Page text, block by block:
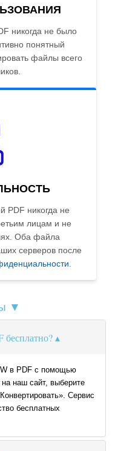
никогда не было
понятный
файлы всего
PDF никогда не
лицам и не
Оба файла
серверов после
.
▼
бесплатно?
в PDF с помощью
наш сайт, выберите
Сервис
бесплатных